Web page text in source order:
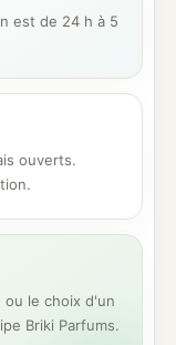
est de 24 h à 5
ouverts.
le choix d'un
Briki Parfums.